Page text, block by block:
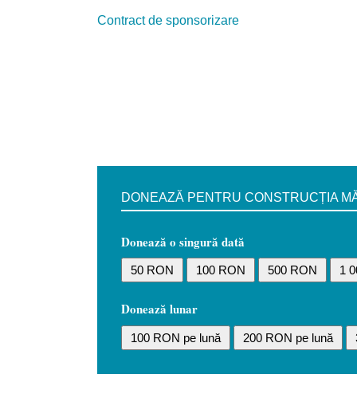
Contract de sponsorizare
DONEAZĂ PENTRU CONSTRUCȚIA
Donează o singură dată
50 RON 100 RON 500 RON 1
Donează lunar
100 RON pe lună 200 RON pe lună